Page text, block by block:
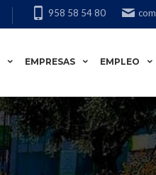
958 58 54 80
EMPRESAS EMPLEO